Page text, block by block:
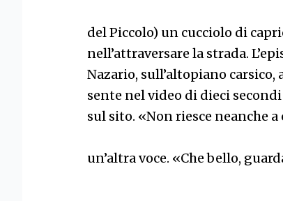
del Piccolo) un cucciolo di
nell’attraversare la strada.
Nazario, sull’altopiano
sente nel video di dieci
sul sito. «Non riesce neanche
un’altra voce. «Che bello,